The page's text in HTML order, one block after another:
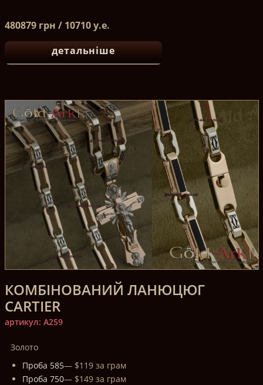
480879 грн / 10710 у.е.
детальніше
КОМБІНОВАНИЙ ЛАНЮЦЮГ
СARTIER
артикул: A259
Золото
Проба 585— $119 за грам
Проба 750— $149 за грам